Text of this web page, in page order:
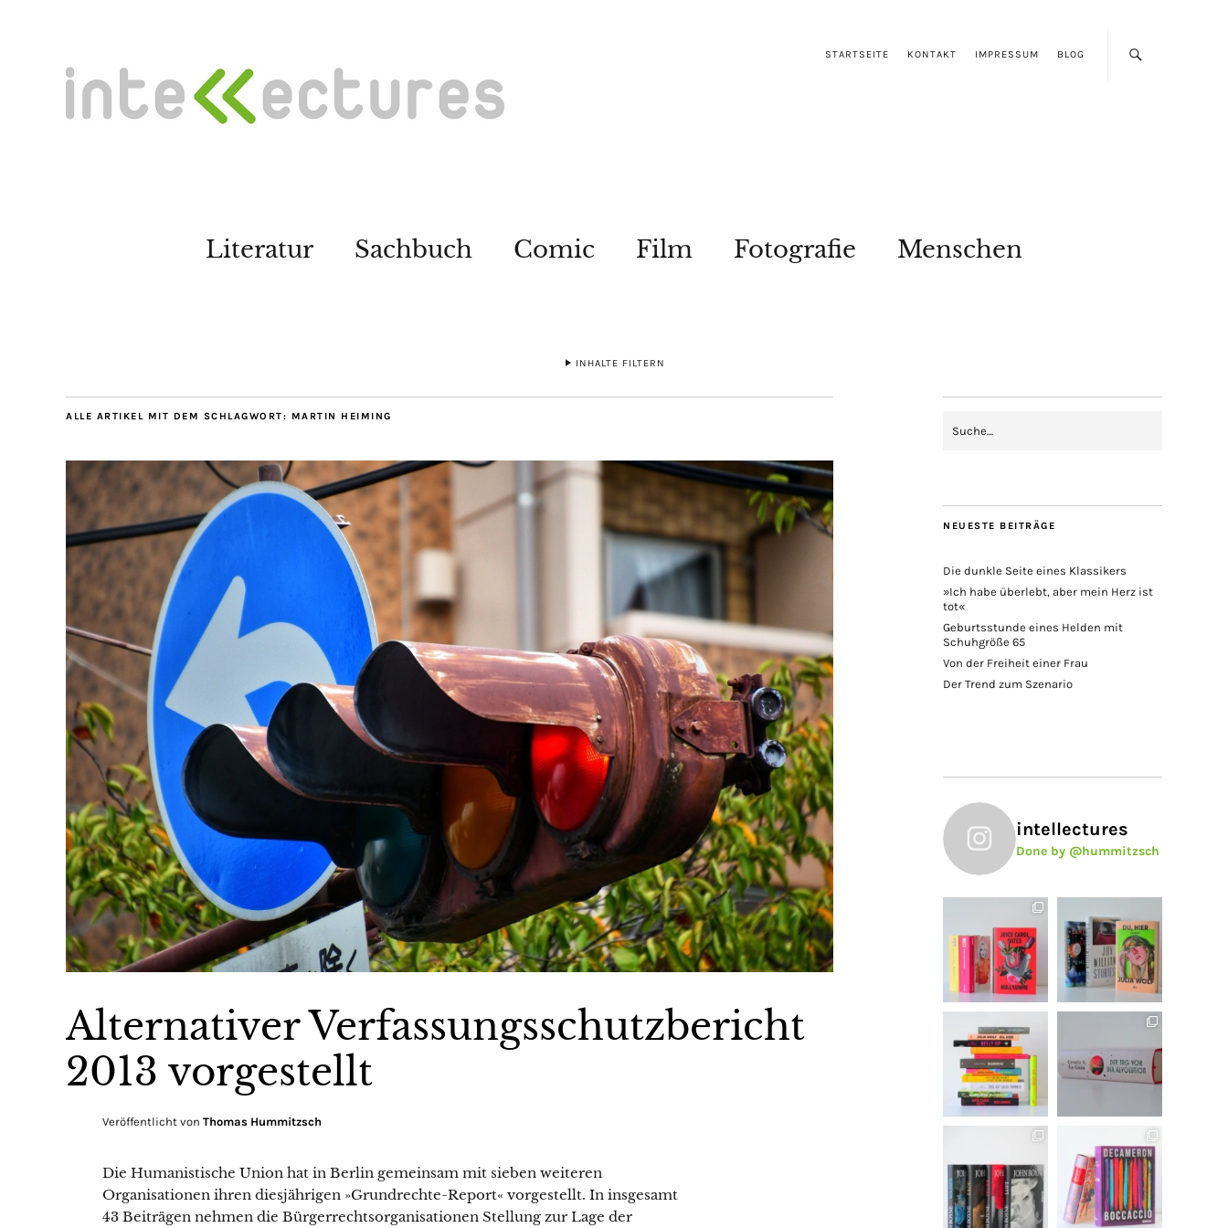
STARTSEITE KONTAKT IMPRESSUM BLOG
Literatur Sachbuch Comic Film Fotografie Menschen
INHALTE FILTERN
ALLE ARTIKEL MIT DEM SCHLAGWORT: MARTIN HEIMING
Alternativer Verfassungsschutzbericht
2013 vorgestellt
Veröffentlicht von Thomas Hummitzsch
Die Humanistische Union hat in Berlin gemeinsam mit sieben weiteren
Organisationen ihren diesjährigen »Grundrechte-Report« vorgestellt. In insgesamt
43 Beiträgen nehmen die Bürgerrechtsorganisationen Stellung zur Lage der
NEUESTE BEITRÄGE
Die dunkle Seite eines Klassikers
»Ich habe überlebt, aber mein Herz ist
tot«
Geburtsstunde eines Helden mit
Schuhgröße 65
Von der Freiheit einer Frau
Der Trend zum Szenario
intellectures
Done by @hummitzsch